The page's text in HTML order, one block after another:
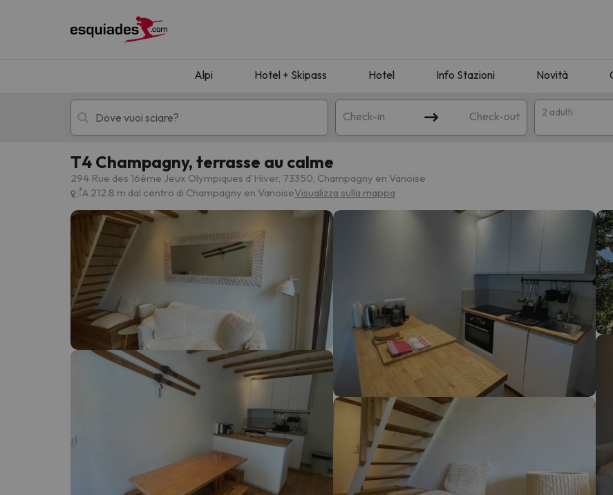
Alpi Hotel + Skipass Hotel Info Stazioni Novità
Check-in Check-out 2 adulti
Hotel + skipass Hotel di montagna
Ops, non abbiamo trovato alcun risultato corrispondente alla sua ricerca. Provare a modificare la
Sembra che il nostro ricercatore abbia perso la strada. Non appena troverà la bussola, tornerà.
T4 Champagny, terrasse au calme
294 Rue des 16éme Jeux Olympiques d'Hiver, 73350, Champagny en Vanoise
A 212.8 m dal centro di Champagny en VanoiseVisualizza sulla mappa